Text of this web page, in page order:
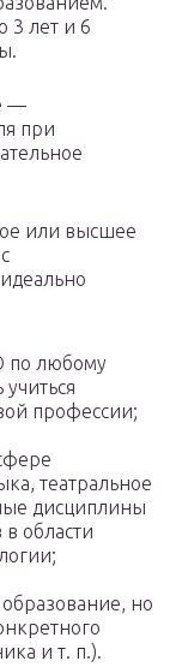
3 лет и 6
—
при
или высшее
по любому
профессии;
театральное
дисциплины
области
образование, но
и т. п.).